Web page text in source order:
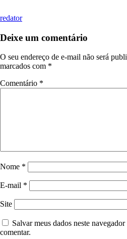
redator
Deixe um comentário
O seu endereço de e-mail não será
marcados com *
Comentário *
Nome *
E-mail *
Site
Salvar meus dados neste
comentar.